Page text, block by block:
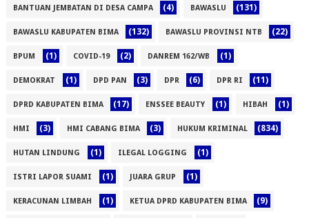
BANTUAN JEMBATAN DI DESA CAMPA (4) BAWASLU (131)
BAWASLU KABUPATEN BIMA (132) BAWASLU PROVINSI NTB (22)
BPUM (1) COVID-19 (2) DANREM 162/WB (1)
DEMOKRAT (1) DPD PAN (3) DPR (6) DPR RI (11)
DPRD KABUPATEN BIMA (17) ENSSEE BEAUTY (1) HIBAH (1)
HMI (3) HMI CABANG BIMA (3) HUKUM KRIMINAL (834)
HUTAN LINDUNG (1) ILEGAL LOGGING (1)
ISTRI LAPOR SUAMI (1) JUARA GRUP (1)
KERACUNAN LIMBAH (1) KETUA DPRD KABUPATEN BIMA (9)